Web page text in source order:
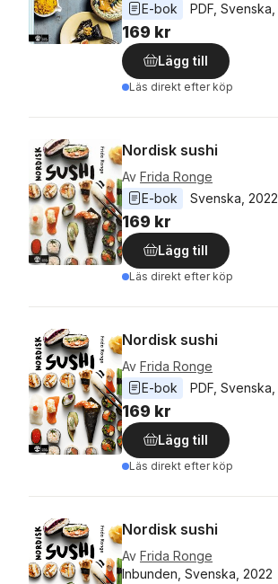
E-bok
PDF Svenska
169 kr
Lägg till
Läs direkt efter köp
Nordisk sushi
Av Frida Ronge
E-bok
Svenska 2022
169 kr
Lägg till
Läs direkt efter köp
Nordisk sushi
Av Frida Ronge
E-bok
PDF Svenska
169 kr
Lägg till
Läs direkt efter köp
Nordisk sushi
Av Frida Ronge
Inbunden, Svenska, 2022